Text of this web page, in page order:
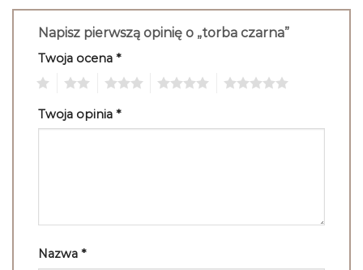
Napisz pierwszą opinię o „torba czarna”
Twoja ocena *
Twoja opinia *
Nazwa *